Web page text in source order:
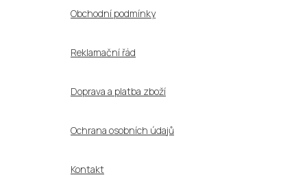
Obchodní podmínky
Reklamační řád
Doprava a platba zboží
Ochrana osobních údajů
Kontakt